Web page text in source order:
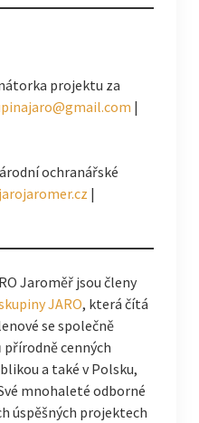
projektu za
|
ochranářské
|
Jaroměř jsou členy
JARO, která čítá
se společně
cenných
a také v Polsku,
mnohaleté odborné
úspěšných projektech